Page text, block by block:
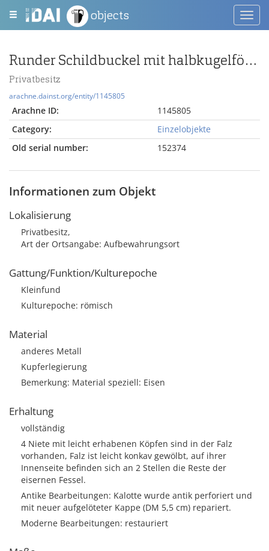
objects
Runder Schildbuckel mit halbkugelförmiger Kalotte
Privatbesitz
arachne.dainst.org/entity/1145805
Arachne ID:
1145805
Category:
Einzelobjekte
Old serial number:
152374
Informationen zum Objekt
Lokalisierung
Privatbesitz,
Art der Ortsangabe: Aufbewahrungsort
Gattung/Funktion/Kulturepoche
Kleinfund
Kulturepoche: römisch
Material
anderes Metall
Kupferlegierung
Bemerkung: Material speziell: Eisen
Erhaltung
vollständig
4 Niete mit leicht erhabenen Köpfen sind in der Falz
vorhanden, Falz ist leicht konkav gewölbt, auf ihrer
Innenseite befinden sich an 2 Stellen die Reste der
eisernen Fessel.
Antike Bearbeitungen: Kalotte wurde antik perforiert und
mit neuer aufgelöteter Kappe (DM 5,5 cm) repariert.
Moderne Bearbeitungen: restauriert